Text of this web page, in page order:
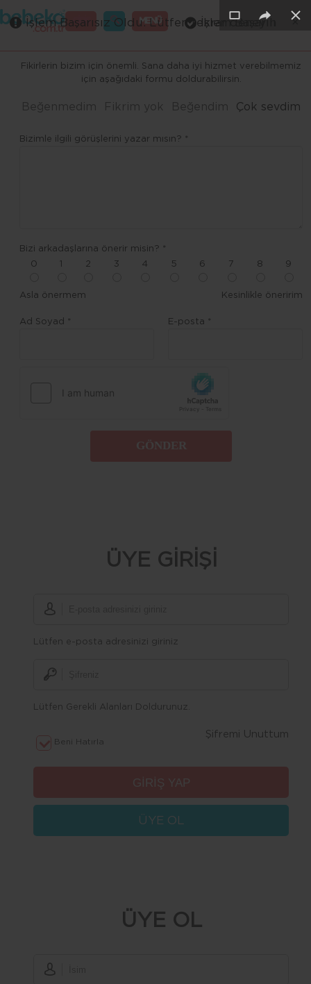
MENÜ
GİRİŞ
Fikirlerin bizim için önemli. Sana daha iyi hizmet verebilmemiz
için aşağıdaki formu doldurabilirsin.
Beğenmedim Fikrim yok Beğendim Çok sevdim
Bizimle ilgili görüşlerini yazar mısın? *
Bizi arkadaşlarına önerir misin? *
0
2 3 4 5 6 7 8 9
Asla önermem Kesinlikle öneririm
Ad Soyad * E-posta *
×
ÜYE GİRİŞİ
Lütfen e-posta adresinizi giriniz
Lütfen Gerekli Alanları Doldurunuz.
Beni Hatırla
Şifremi Unuttum
ÜYE OL
×
ÜYE OL
×
×
İşlem Başarılı ×
İşlem Başarısız Oldu. Lütfen tekrar deneyin ×